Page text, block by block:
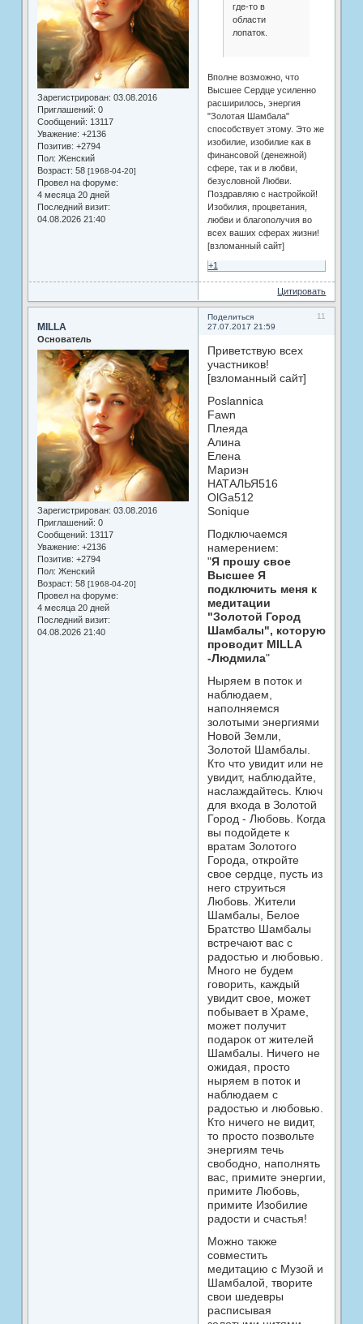
Зарегистрирован: 03.08.2016
Приглашений: 0
Сообщений: 13117
Уважение: +2136
Позитив: +2794
Пол: Женский
Возраст: 58 [1968-04-20]
Провел на форуме:
4 месяца 20 дней
Последний визит:
04.08.2026 21:40
где-то в
области
лопаток.
Вполне возможно, что
Высшее Сердце усиленно
расширилось, энергия
"Золотая Шамбала"
способствует этому. Это же
изобилие, изобилие как в
финансовой (денежной)
сфере, так и в любви,
безусловной Любви.
Поздравляю с настройкой!
Изобилия, процветания,
любви и благополучия во
всех ваших сферах жизни!
[взломанный сайт]
+1
Цитировать
Поделиться
11
27.07.2017 21:59
MILLA
Основатель
Зарегистрирован: 03.08.2016
Приглашений: 0
Сообщений: 13117
Уважение: +2136
Позитив: +2794
Пол: Женский
Возраст: 58 [1968-04-20]
Провел на форуме:
4 месяца 20 дней
Последний визит:
04.08.2026 21:40
Приветствую всех
участников!
[взломанный сайт]
Poslannica
Fawn
Плеяда
Алина
Елена
Мариэн
НАТАЛЬЯ516
OlGa512
Sonique
Подключаемся
намерением:
"Я прошу свое
Высшее Я
подключить меня к
медитации
"Золотой Город
Шамбалы", которую
проводит MILLA
-Людмила"
Ныряем в поток и
наблюдаем,
наполняемся
золотыми энергиями
Новой Земли,
Золотой Шамбалы.
Кто что увидит или не
увидит, наблюдайте,
наслаждайтесь. Ключ
для входа в Золотой
Город - Любовь. Когда
вы подойдете к
вратам Золотого
Города, откройте
свое сердце, пусть из
него струиться
Любовь. Жители
Шамбалы, Белое
Братство Шамбалы
встречают вас с
радостью и любовью.
Много не будем
говорить, каждый
увидит свое, может
побывает в Храме,
может получит
подарок от жителей
Шамбалы. Ничего не
ожидая, просто
ныряем в поток и
наблюдаем с
радостью и любовью.
Кто ничего не видит,
то просто позвольте
энергиям течь
свободно, наполнять
вас, примите энергии,
примите Любовь,
примите Изобилие
радости и счастья!
Можно также
совместить
медитацию с Музой и
Шамбалой, творите
свои шедевры
расписывая